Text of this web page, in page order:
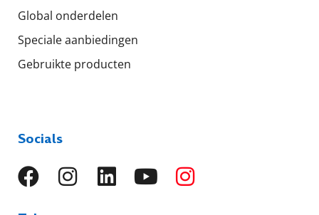
Global onderdelen
Speciale aanbiedingen
Gebruikte producten
Socials